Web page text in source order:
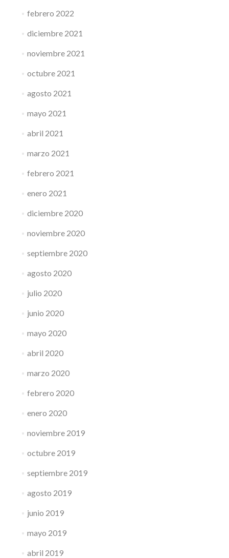
febrero 2022
diciembre 2021
noviembre 2021
octubre 2021
agosto 2021
mayo 2021
abril 2021
marzo 2021
febrero 2021
enero 2021
diciembre 2020
noviembre 2020
septiembre 2020
agosto 2020
julio 2020
junio 2020
mayo 2020
abril 2020
marzo 2020
febrero 2020
enero 2020
noviembre 2019
octubre 2019
septiembre 2019
agosto 2019
junio 2019
mayo 2019
abril 2019